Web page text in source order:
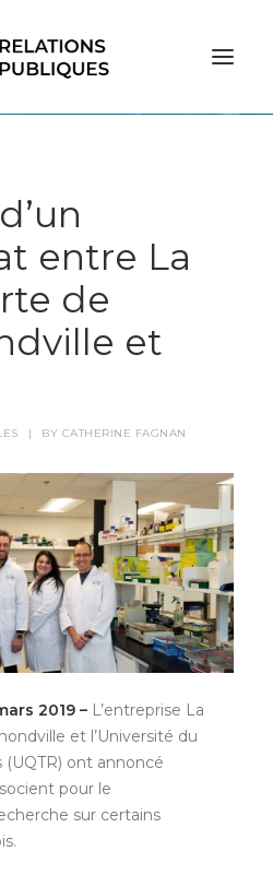
entre La
de
et
| BY CATHERINE FAGNAN
2019 – L’entreprise La
et l’Université du
(UQTR) ont annoncé
pour le
sur certains